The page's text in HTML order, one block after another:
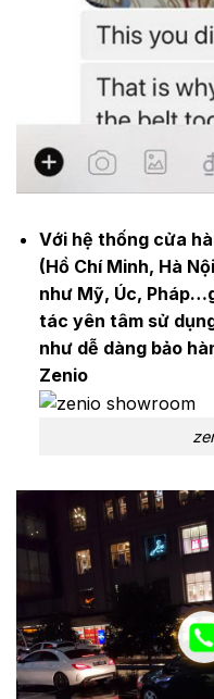
Với hệ thống cửa
(Hồ Chí Minh, Hà
như Mỹ, Úc,
tác yên tâm sử
như dễ dàng bảo
Zenio